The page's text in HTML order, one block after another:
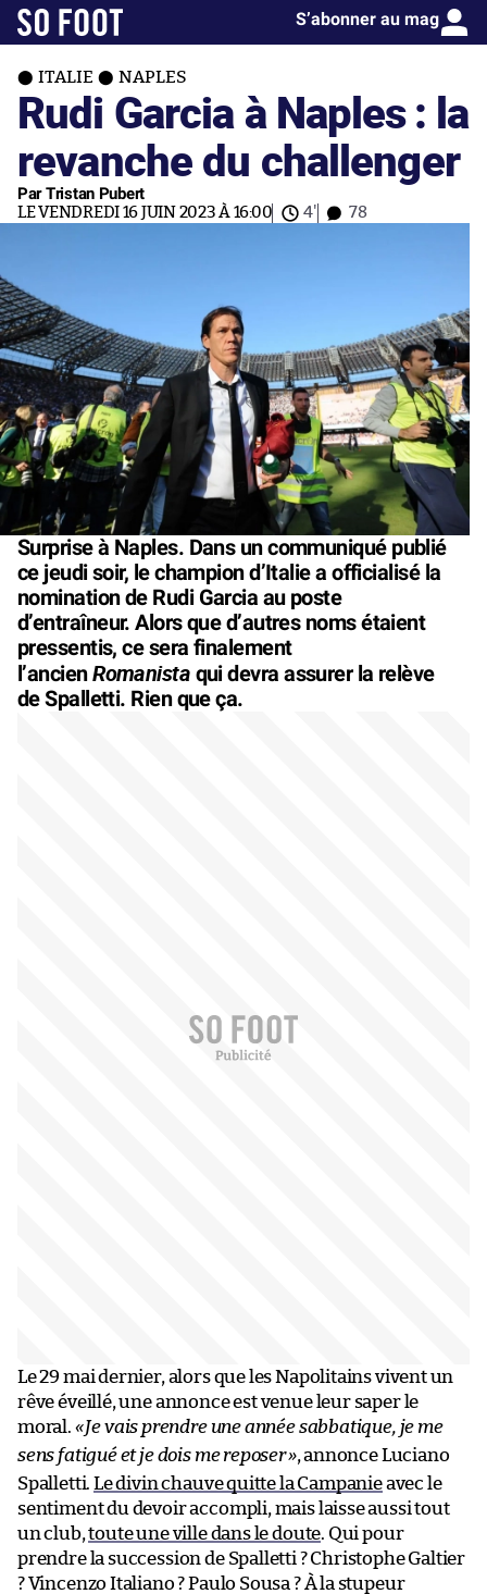
S’abonner au mag
ITALIE NAPLES
Rudi Garcia à Naples : la
revanche du challenger
Par Tristan Pubert
LE VENDREDI 16 JUIN 2023 À 16:00 4' 78
Surprise à Naples. Dans un communiqué publié
ce jeudi soir, le champion d’Italie a officialisé la
nomination de Rudi Garcia au poste
d’entraîneur. Alors que d’autres noms étaient
pressentis, ce sera finalement
l’ancienRomanista qui devra assurer la relève
de Spalletti. Rien que ça.
Le 29 mai dernier, alors que les Napolitains vivent un
rêve éveillé, une annonce est venue leur saper le
moral. «Je vais prendre une année sabbatique, je me
sens fatigué et je dois me reposer», annonce Luciano
Spalletti.Le divin chauve quitte la Campanieavec le
sentiment du devoir accompli, mais laisse aussi tout
un club,toute une ville dans le doute. Qui pour
prendre la succession de Spalletti ? Christophe Galtier
? Vincenzo Italiano ? Paulo Sousa ? À la stupeur